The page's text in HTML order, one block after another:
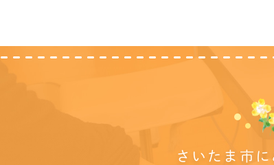
さいたま市